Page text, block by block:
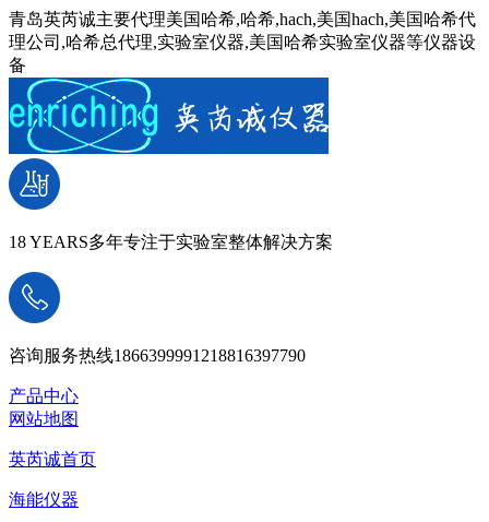
青岛英芮诚主要代理美国哈希,哈希,hach,美国hach,美国哈希代
理公司,哈希总代理,实验室仪器,美国哈希实验室仪器等仪器设
备
18 YEARS多年专注于实验室整体解决方案
咨询服务热线1866399991218816397790
产品中心
网站地图
英芮诚首页
海能仪器